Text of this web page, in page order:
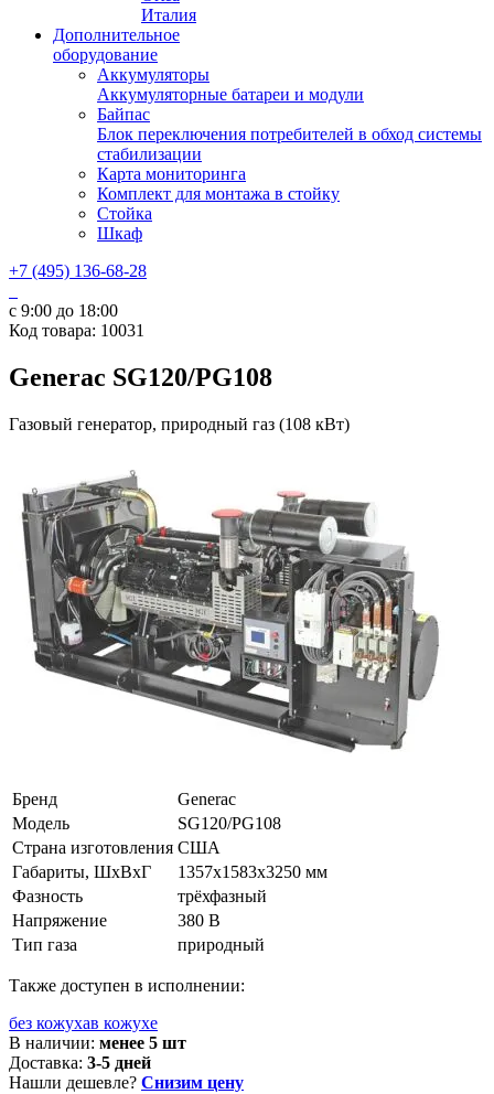
Италия
Дополнительное
оборудование
Аккумуляторы
Аккумуляторные батареи и модули
Байпас
Блок переключения потребителей в обход системы
стабилизации
Карта мониторинга
Комплект для монтажа в стойку
Стойка
Шкаф
+7 (495) 136-68-28
с 9:00 до 18:00
Код товара: 10031
Generac SG120/PG108
Газовый генератор, природный газ (108 кВт)
Бренд
Generac
Модель
SG120/PG108
Страна изготовления США
Габариты, ШхВхГ
1357x1583x3250 мм
Фазность
трёхфазный
Напряжение
380 В
Тип газа
природный
Также доступен в исполнении:
без кожухав кожухе
В наличии: менее 5 шт
Доставка: 3-5 дней
Нашли дешевле? Снизим цену